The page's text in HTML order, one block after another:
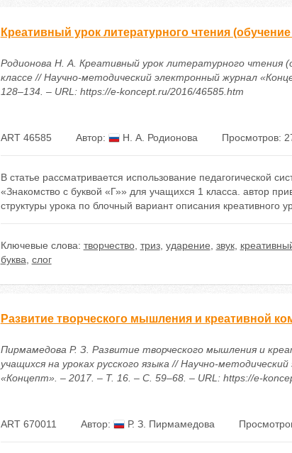
Креативный урок литературного чтения
Родионова Н. А. Креативный урок литературного чтения
классе // Научно-методический электронный журнал
128–134. – URL: https://e-koncept.ru/2016/46585.htm
ART 46585 Автор: Н. А. Родионова Просмотров:
В статье рассматривается использование педагогической
«Знакомство с буквой «Г»» для учащихся 1 класса. автор
структуры урока по блочный вариант описания креативного
Ключевые слова: творчество, триз, ударение звук,
буква слог
Развитие творческого мышления и креативной
Пирмамедова Р. З. Развитие творческого мышления и
учащихся на уроках русского языка // Научно-
«Концепт». – 2017. – Т. 16. – С. 59–68. – URL: https://e-
ART 670011 Автор: Р. З. Пирмамедова